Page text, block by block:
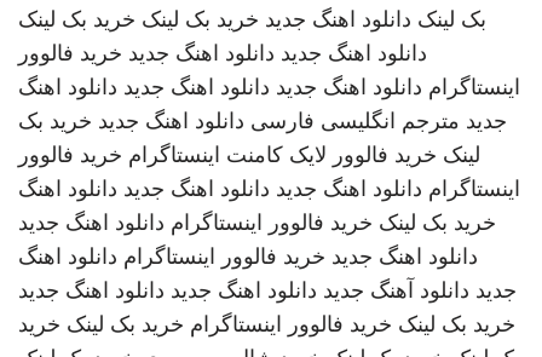
بک لینک دانلود اهنگ جدید خرید بک لینک خرید بک لینک
دانلود اهنگ جدید دانلود اهنگ جدید خرید فالوور
اینستاگرام دانلود اهنگ جدید دانلود اهنگ جدید دانلود اهنگ
جدید مترجم انگلیسی فارسی دانلود اهنگ جدید خرید بک
لینک خرید فالوور لایک کامنت اینستاگرام خرید فالوور
اینستاگرام دانلود اهنگ جدید دانلود اهنگ جدید دانلود اهنگ
خرید بک لینک خرید فالوور اینستاگرام دانلود اهنگ جدید
دانلود اهنگ جدید خرید فالوور اینستاگرام دانلود اهنگ
جدید دانلود آهنگ جدید دانلود اهنگ جدید دانلود اهنگ جدید
خرید بک لینک خرید فالوور اینستاگرام خرید بک لینک خرید